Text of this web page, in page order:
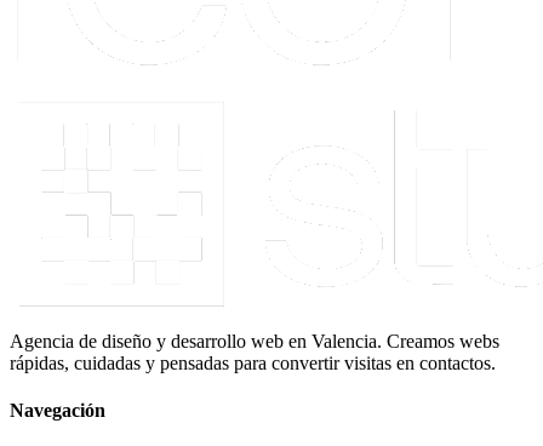
Agencia de diseño y desarrollo web en Valencia. Creamos webs
rápidas, cuidadas y pensadas para convertir visitas en contactos.
Navegación